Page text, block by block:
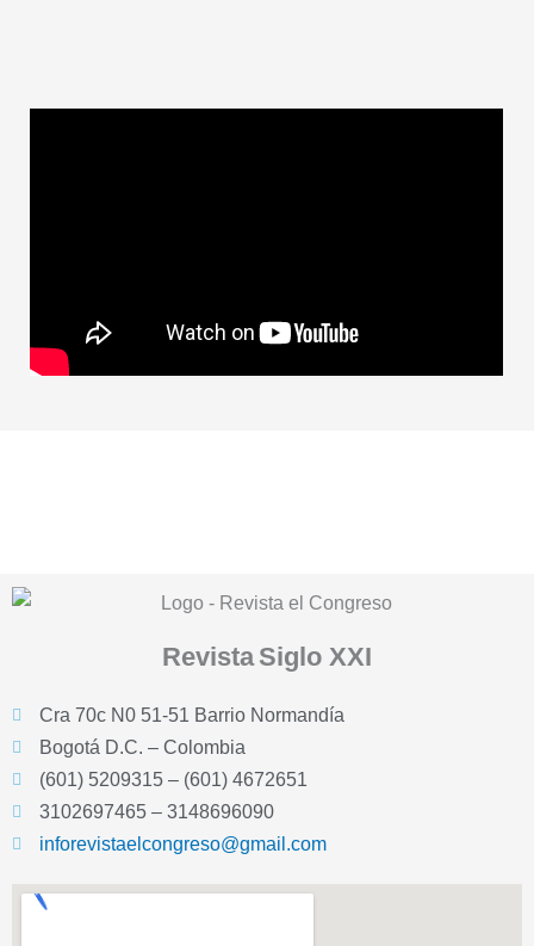
Revista Siglo XXI
Cra 70c N0 51-51 Barrio Normandía
Bogotá D.C. – Colombia
(601) 5209315 – (601) 4672651
3102697465 – 3148696090
inforevistaelcongreso@gmail.com